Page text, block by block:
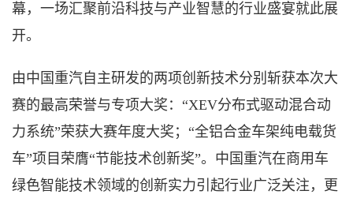
幕，一场汇聚前沿科技与产业智慧的行业盛宴就此展
开。
由中国重汽自主研发的两项创新技术分别斩获本次大
赛的最高荣誉与专项大奖： “XEV分布式驱动混合动
力系统”荣获大赛年度大奖；“全铝合金车架纯电载货
车”项目荣膺“节能技术创新奖”。中国重汽在商用车
绿色智能技术领域的创新实力引起行业广泛关注，更